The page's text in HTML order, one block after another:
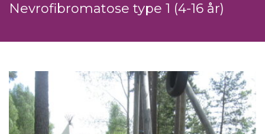
Nevrofibromatose type 1 (4-16 år)